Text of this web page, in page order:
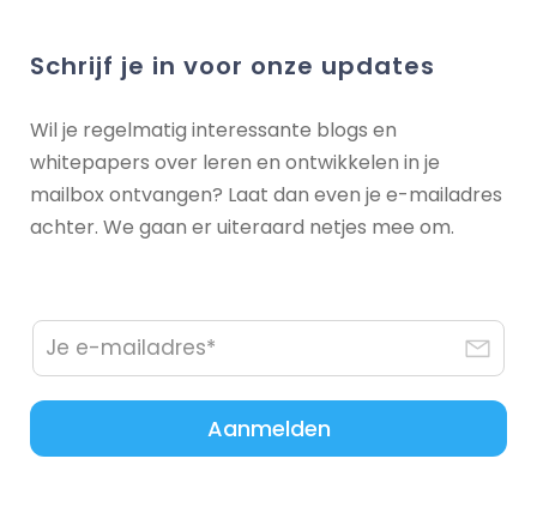
Schrijf je in voor onze updates
Wil je regelmatig interessante blogs en
whitepapers over leren en ontwikkelen in je
mailbox ontvangen? Laat dan even je e-mailadres
achter. We gaan er uiteraard netjes mee om.
Aanmelden